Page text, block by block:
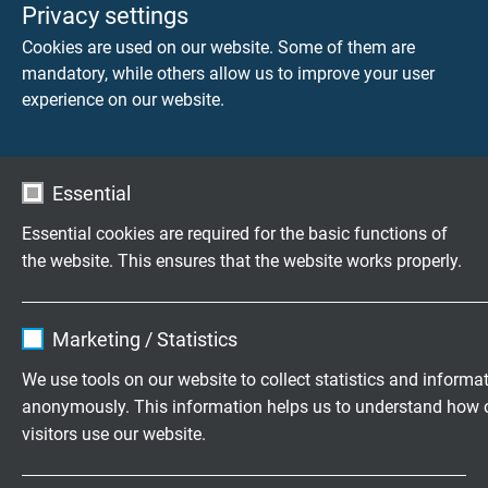
Privacy settings
Cookies are used on our website. Some of them are
mandatory, while others allow us to improve your user
experience on our website.
Essential
Essential cookies are required for the basic functions of
the website. This ensures that the website works properly.
Expire 1 year
Purpose
Marketing / Statistics
We use tools on our website to collect statistics and
anonymously. This information helps us to understand how
visitors use our website.
4 x 0,25 mm²: 7,2 mm
2 x 0,50 mm²: 7,1 mm
2 x 1,00 mm²: 7,8 mm
2 x 1,50 mm²: 8,4 mm
Berührsicherheit
1000 V DC über blauen Innenmantel
Betriebsspannung
1800 V DC
nicht bewegt: -50°C / +125°C
bewegt: -40°C / +125°C
kurzzeitig: +150°C (bis zu 3000h)